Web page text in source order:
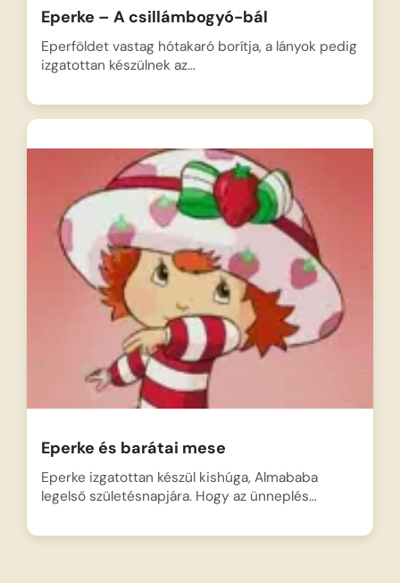
Eperke – A csillámbogyó-bál
Eperföldet vastag hótakaró borítja, a lányok pedig
izgatottan készülnek az…
Eperke és barátai mese
Eperke izgatottan készül kishúga, Almababa
legelső születésnapjára. Hogy az ünneplés…